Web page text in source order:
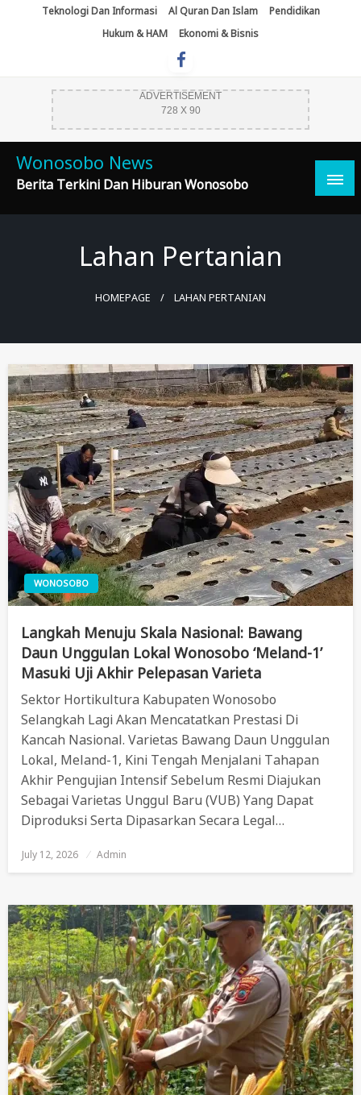
Teknologi Dan Informasi Al Quran Dan Islam
Pendidikan
Hukum & HAM
Ekonomi & Bisnis
ADVERTISEMENT
728 X 90
Wonosobo News
Berita Terkini Dan Hiburan Wonosobo
Lahan Pertanian
HOMEPAGE LAHAN PERTANIAN
WONOSOBO
Langkah Menuju Skala Nasional: Bawang
Daun Unggulan Lokal Wonosobo ‘Meland-1’
Masuki Uji Akhir Pelepasan Varieta
Sektor Hortikultura Kabupaten Wonosobo
Selangkah Lagi Akan Mencatatkan Prestasi Di
Kancah Nasional. Varietas Bawang Daun Unggulan
Lokal, Meland-1, Kini Tengah Menjalani Tahapan
Akhir Pengujian Intensif Sebelum Resmi Diajukan
Sebagai Varietas Unggul Baru (VUB) Yang Dapat
Diproduksi Serta Dipasarkan Secara Legal…
Posted
On
July 12, 2026 Admin